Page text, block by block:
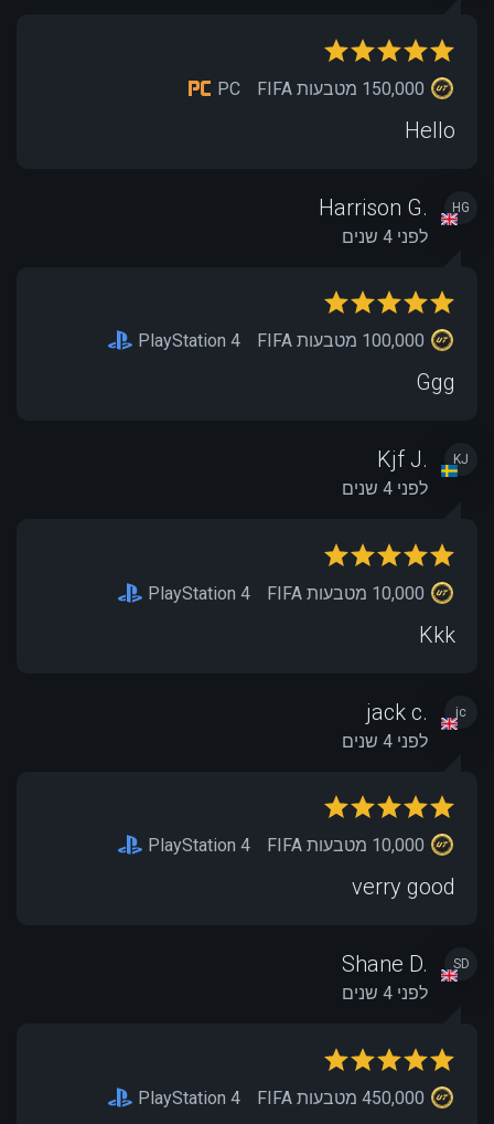
PC
Hello
HG
Harrison G.
לפני 4 שנים
PlayStation 4
Ggg
KJ
Kjf J.
לפני 4 שנים
PlayStation 4
Kkk
jc
jack c.
לפני 4 שנים
PlayStation 4
verry good
SD
Shane D.
לפני 4 שנים
PlayStation 4